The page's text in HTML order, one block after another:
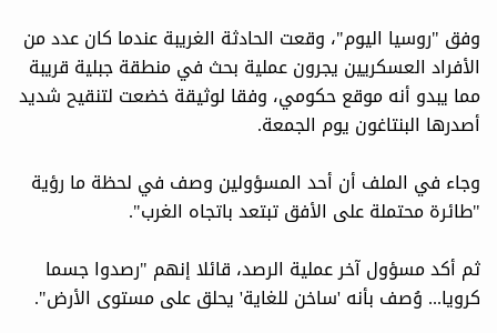
وفق "روسيا اليوم"، وقعت الحادثة الغريبة عندما كان عدد من
الأفراد العسكريين يجرون عملية بحث في منطقة جبلية قريبة
مما يبدو أنه موقع حكومي، وفقا لوثيقة خضعت لتنقيح شديد
أصدرها البنتاغون يوم الجمعة.
وجاء في الملف أن أحد المسؤولين وصف في لحظة ما رؤية
"طائرة محتملة على الأفق تبتعد باتجاه الغرب".
ثم أكد مسؤول آخر عملية الرصد، قائلا إنهم "رصدوا جسما
كرويا... وُصف بأنه 'ساخن للغاية' يحلق على مستوى الأرض".